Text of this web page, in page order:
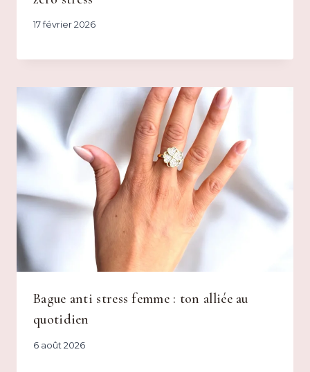
17 février 2026
Bague anti stress femme : ton alliée au
quotidien
6 août 2026